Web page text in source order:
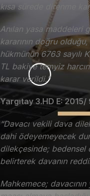
kısa sürede direnme
Anılan yasa maddeleri
kararının doğru
hükmünün 6763 sayılı
TL bakiye temyiz
karar verildi.”
Yargıtay 3.HD E:
“Davacı vekili dava
dahi ödeyemeyecek
dilekçesinde; bedensel
belirterek davanın
Mahkemece;